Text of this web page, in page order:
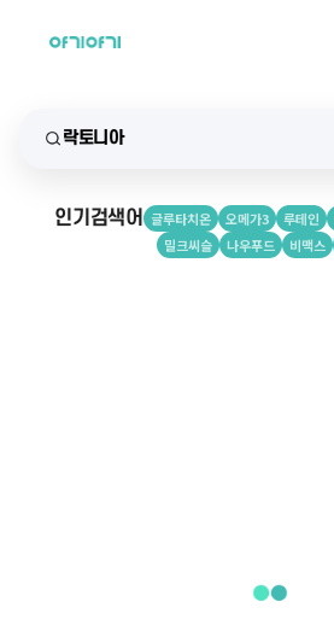
인기검색어 글루타치온 오메가3 루테인
밀크씨슬
나우푸드 비맥스